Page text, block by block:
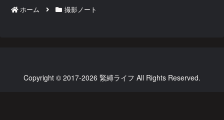
ホーム 撮影ノート
Copyright © 2017-2026 緊縛ライフ All Rights Reserved.